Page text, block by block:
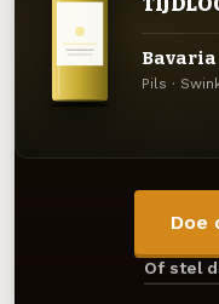
Bavaria
Pils ·
Doe
Of stel